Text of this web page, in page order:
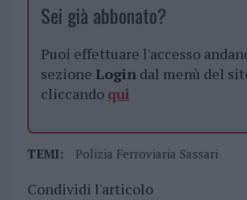
Sei già abbonato?
Puoi effettuare l'accesso
sezione Logindal menù del
cliccando qui
TEMI: Polizia Ferroviaria Sassari
Condividi l'articolo